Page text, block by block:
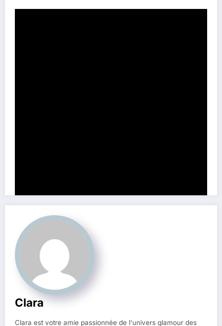
Clara
Clara est votre amie passionnée de l'univers glamour des